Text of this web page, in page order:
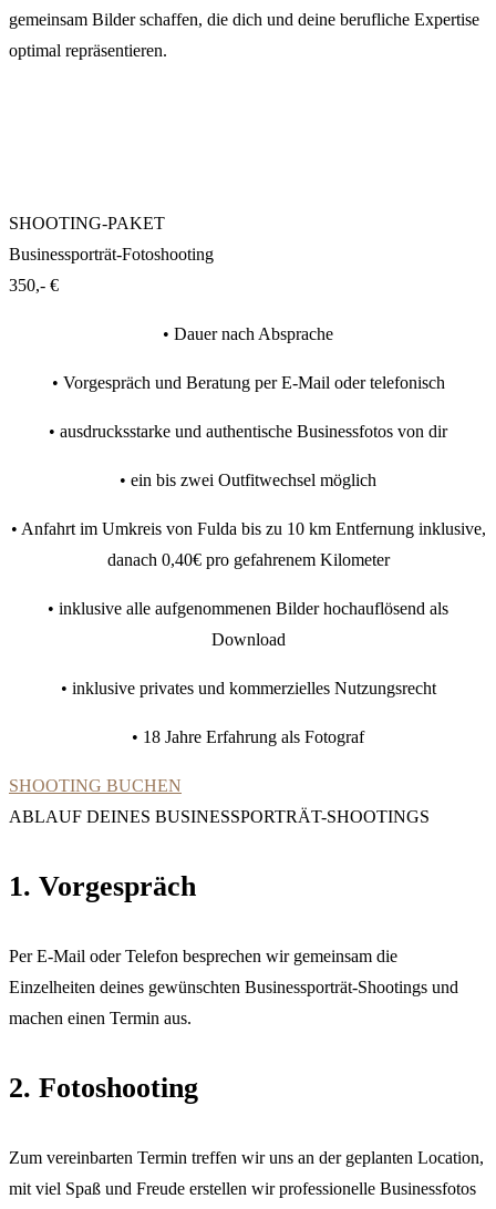
gemeinsam Bilder schaffen, die dich und deine berufliche Expertise
optimal repräsentieren.
SHOOTING-PAKET
Businessporträt-Fotoshooting
350,- €
• Dauer nach Absprache
• Vorgespräch und Beratung per E-Mail oder telefonisch
• ausdrucksstarke und authentische Businessfotos von dir
• ein bis zwei Outfitwechsel möglich
• Anfahrt im Umkreis von Fulda bis zu 10 km Entfernung inklusive,
danach 0,40€ pro gefahrenem Kilometer
• inklusive alle aufgenommenen Bilder hochauflösend als
Download
• inklusive privates und kommerzielles Nutzungsrecht
• 18 Jahre Erfahrung als Fotograf
SHOOTING BUCHEN
ABLAUF DEINES BUSINESSPORTRÄT-SHOOTINGS
1. Vorgespräch
Per E-Mail oder Telefon besprechen wir gemeinsam die
Einzelheiten deines gewünschten Businessporträt-Shootings und
machen einen Termin aus.
2. Fotoshooting
Zum vereinbarten Termin treffen wir uns an der geplanten Location,
mit viel Spaß und Freude erstellen wir professionelle Businessfotos